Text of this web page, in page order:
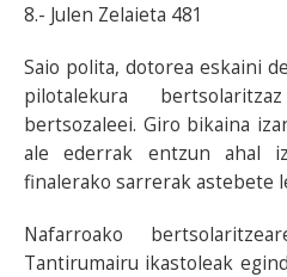
8.- Julen Zelaieta 481
Saio polita, dotorea eskaini
pilotalekura
bertsozaleei. Giro bikaina
ale ederrak entzun ahal
finalerako sarrerak astebete
Nafarroako
Tantirumairu ikastoleak